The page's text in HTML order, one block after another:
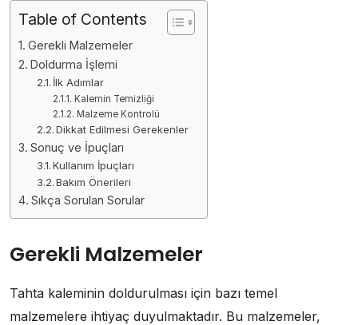
Table of Contents
Gerekli Malzemeler
Doldurma İşlemi
İlk Adımlar
Kalemin Temizliği
Malzeme Kontrolü
Dikkat Edilmesi Gerekenler
Sonuç ve İpuçları
Kullanım İpuçları
Bakım Önerileri
Sıkça Sorulan Sorular
Gerekli Malzemeler
Tahta kaleminin doldurulması için bazı temel
malzemelere ihtiyaç duyulmaktadır. Bu malzemeler,